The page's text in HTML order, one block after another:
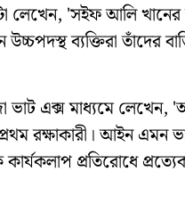
লেখেন, 'সইফ আলি
ব্যক্তিরা তাঁদের
ভাট এক্স মাধ্যমে
রক্ষাকারী। আইন এমন
প্রতিরোধে